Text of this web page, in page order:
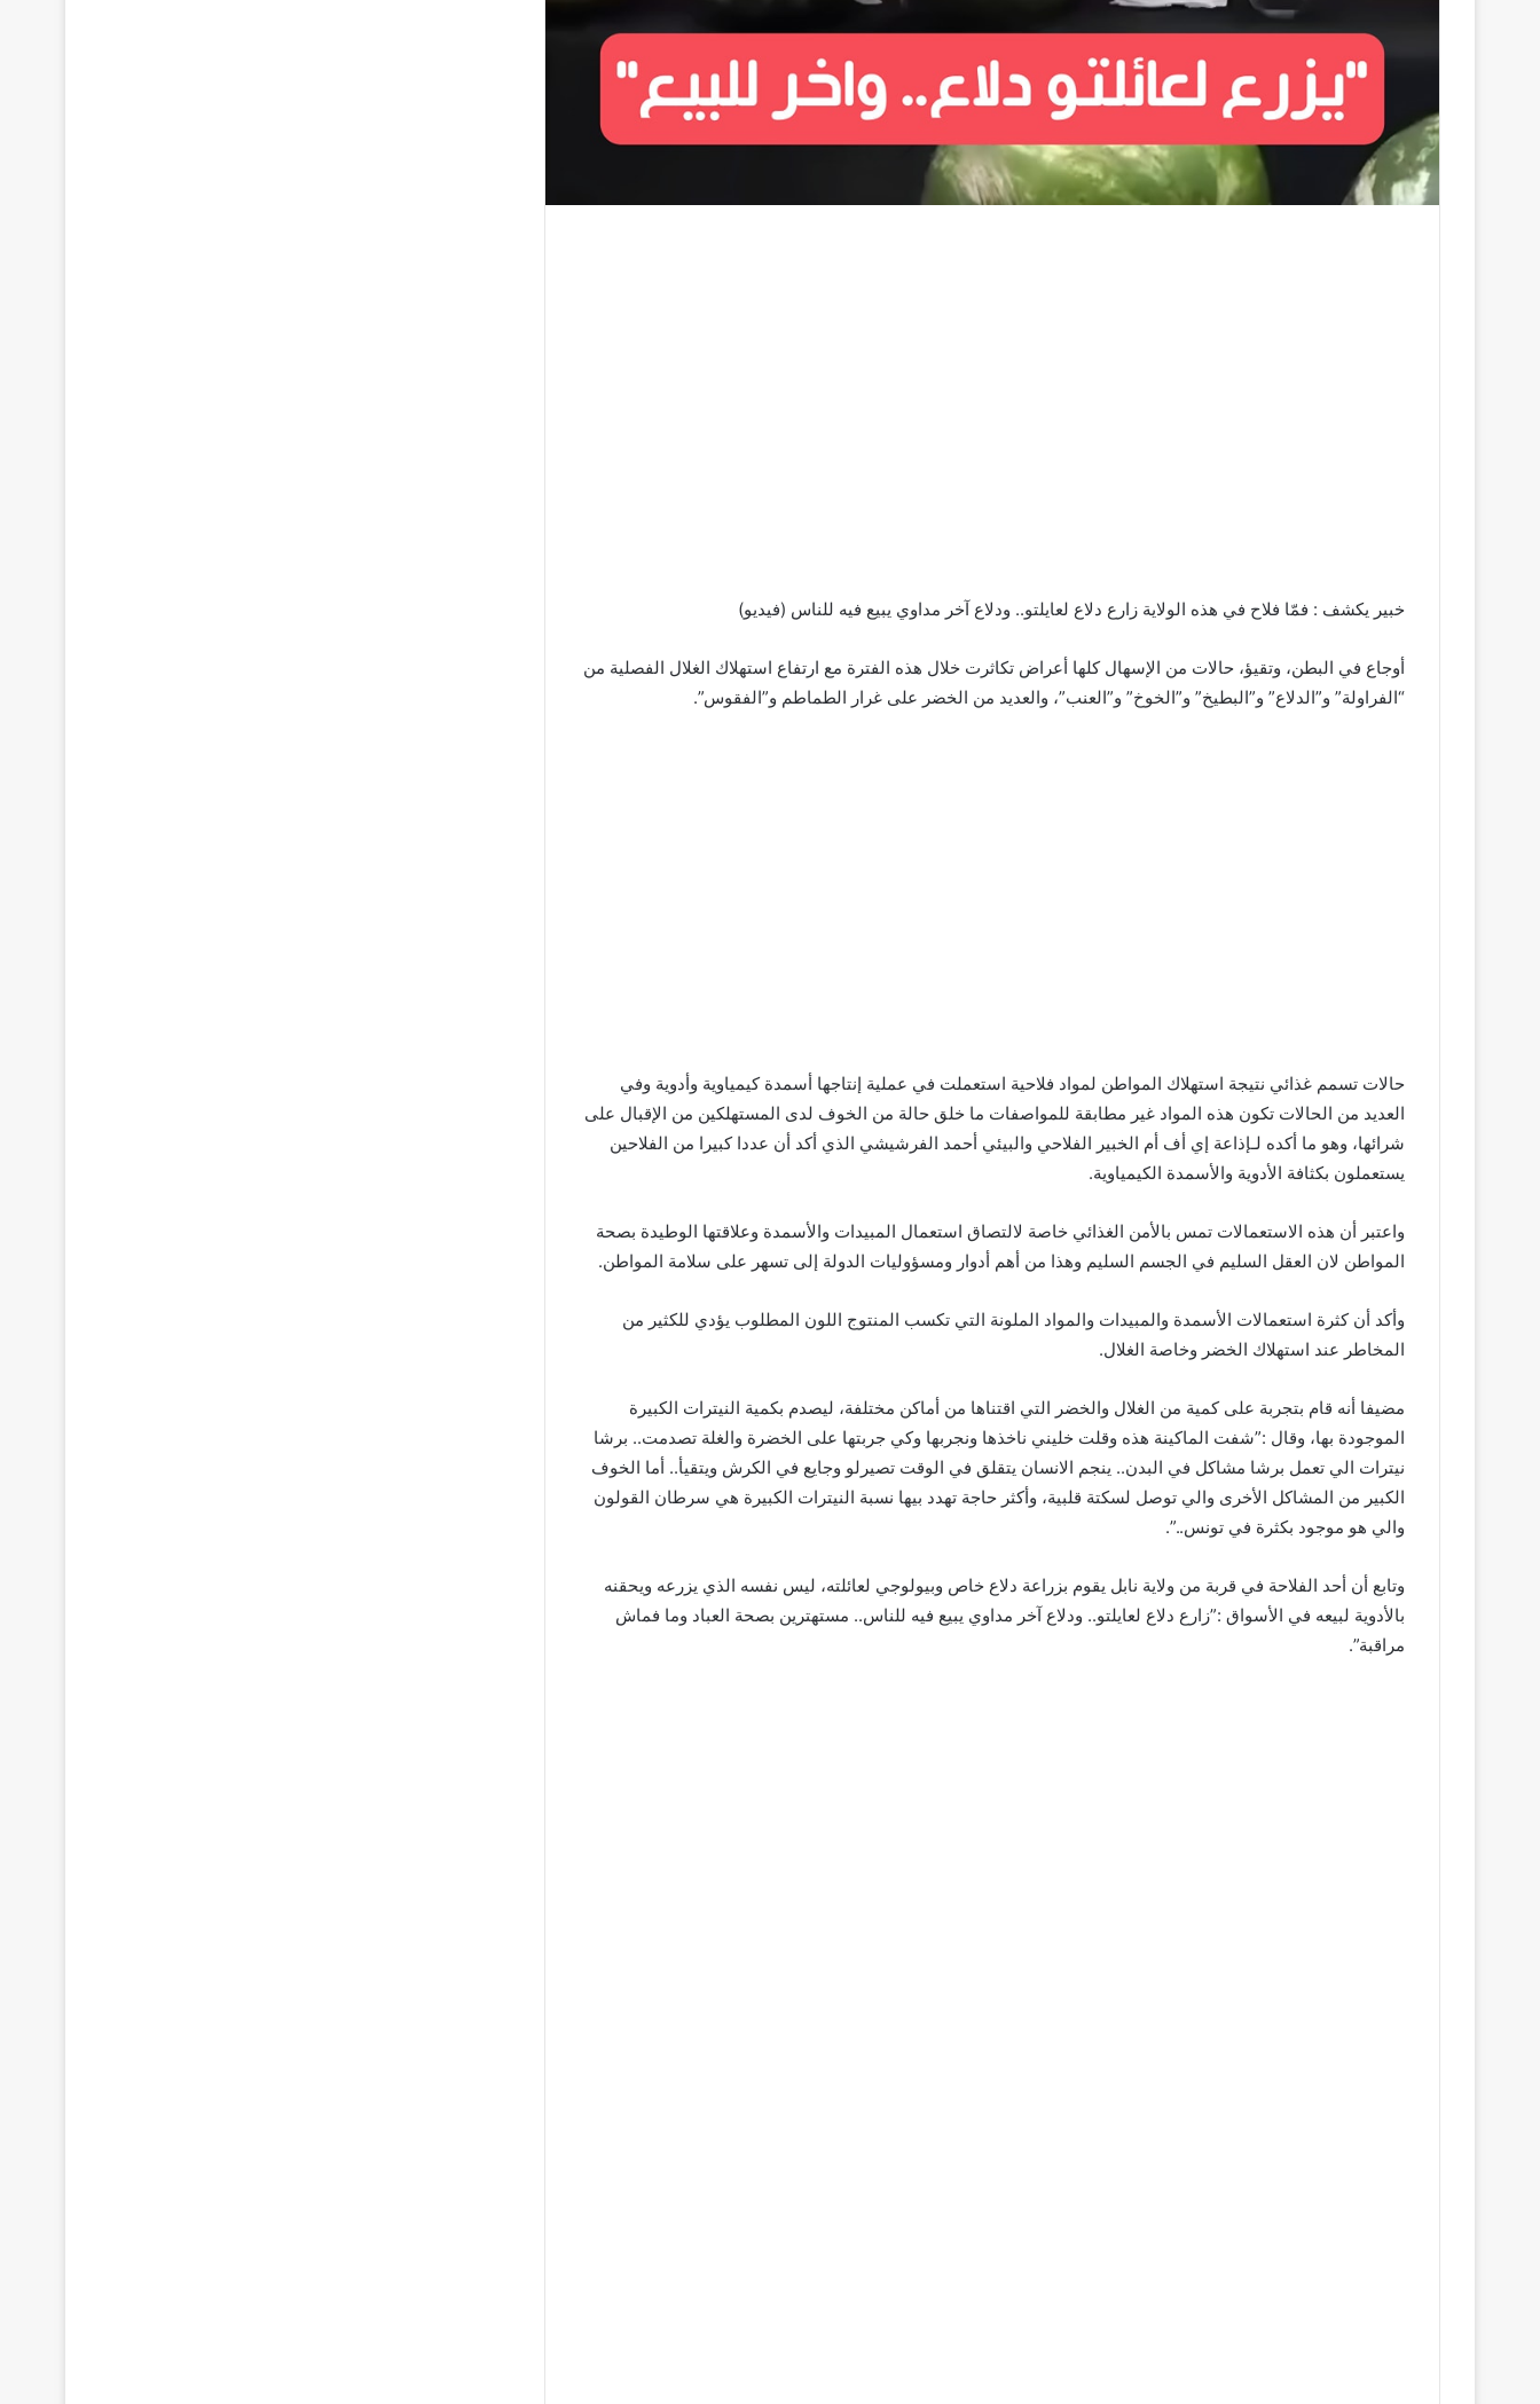
خبير يكشف : فمّا فلاح في هذه الولاية زارع دلاع لعايلتو.. ودلاع آخر مداوي يبيع فيه للناس (فيديو)
أوجاع في البطن، وتقيؤ، حالات من الإسهال كلها أعراض تكاثرت خلال هذه الفترة مع ارتفاع استهلاك الغلال الفصلية من
“الفراولة” و”الدلاع” و”البطيخ” و”الخوخ” و”العنب”، والعديد من الخضر على غرار الطماطم و”الفقوس”.
حالات تسمم غذائي نتيجة استهلاك المواطن لمواد فلاحية استعملت في عملية إنتاجها أسمدة كيمياوية وأدوية وفي
العديد من الحالات تكون هذه المواد غير مطابقة للمواصفات ما خلق حالة من الخوف لدى المستهلكين من الإقبال على
شرائها، وهو ما أكده لـإذاعة إي أف أم الخبير الفلاحي والبيئي أحمد الفرشيشي الذي أكد أن عددا كبيرا من الفلاحين
يستعملون بكثافة الأدوية والأسمدة الكيمياوية.
واعتبر أن هذه الاستعمالات تمس بالأمن الغذائي خاصة لالتصاق استعمال المبيدات والأسمدة وعلاقتها الوطيدة بصحة
المواطن لان العقل السليم في الجسم السليم وهذا من أهم أدوار ومسؤوليات الدولة إلى تسهر على سلامة المواطن.
وأكد أن كثرة استعمالات الأسمدة والمبيدات والمواد الملونة التي تكسب المنتوج اللون المطلوب يؤدي للكثير من
المخاطر عند استهلاك الخضر وخاصة الغلال.
مضيفا أنه قام بتجربة على كمية من الغلال والخضر التي اقتناها من أماكن مختلفة، ليصدم بكمية النيترات الكبيرة
الموجودة بها، وقال :”شفت الماكينة هذه وقلت خليني ناخذها ونجربها وكي جربتها على الخضرة والغلة تصدمت.. برشا
نيترات الي تعمل برشا مشاكل في البدن.. ينجم الانسان يتقلق في الوقت تصيرلو وجايع في الكرش ويتقيأ.. أما الخوف
الكبير من المشاكل الأخرى والي توصل لسكتة قلبية، وأكثر حاجة تهدد بيها نسبة النيترات الكبيرة هي سرطان القولون
والي هو موجود بكثرة في تونس..”.
وتابع أن أحد الفلاحة في قربة من ولاية نابل يقوم بزراعة دلاع خاص وبيولوجي لعائلته، ليس نفسه الذي يزرعه ويحقنه
بالأدوية لبيعه في الأسواق :”زارع دلاع لعايلتو.. ودلاع آخر مداوي يبيع فيه للناس.. مستهترين بصحة العباد وما فماش
مراقبة”.